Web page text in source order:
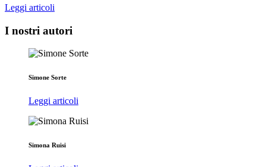
Leggi articoli
I nostri autori
Simone Sorte
Leggi articoli
Simona Ruisi